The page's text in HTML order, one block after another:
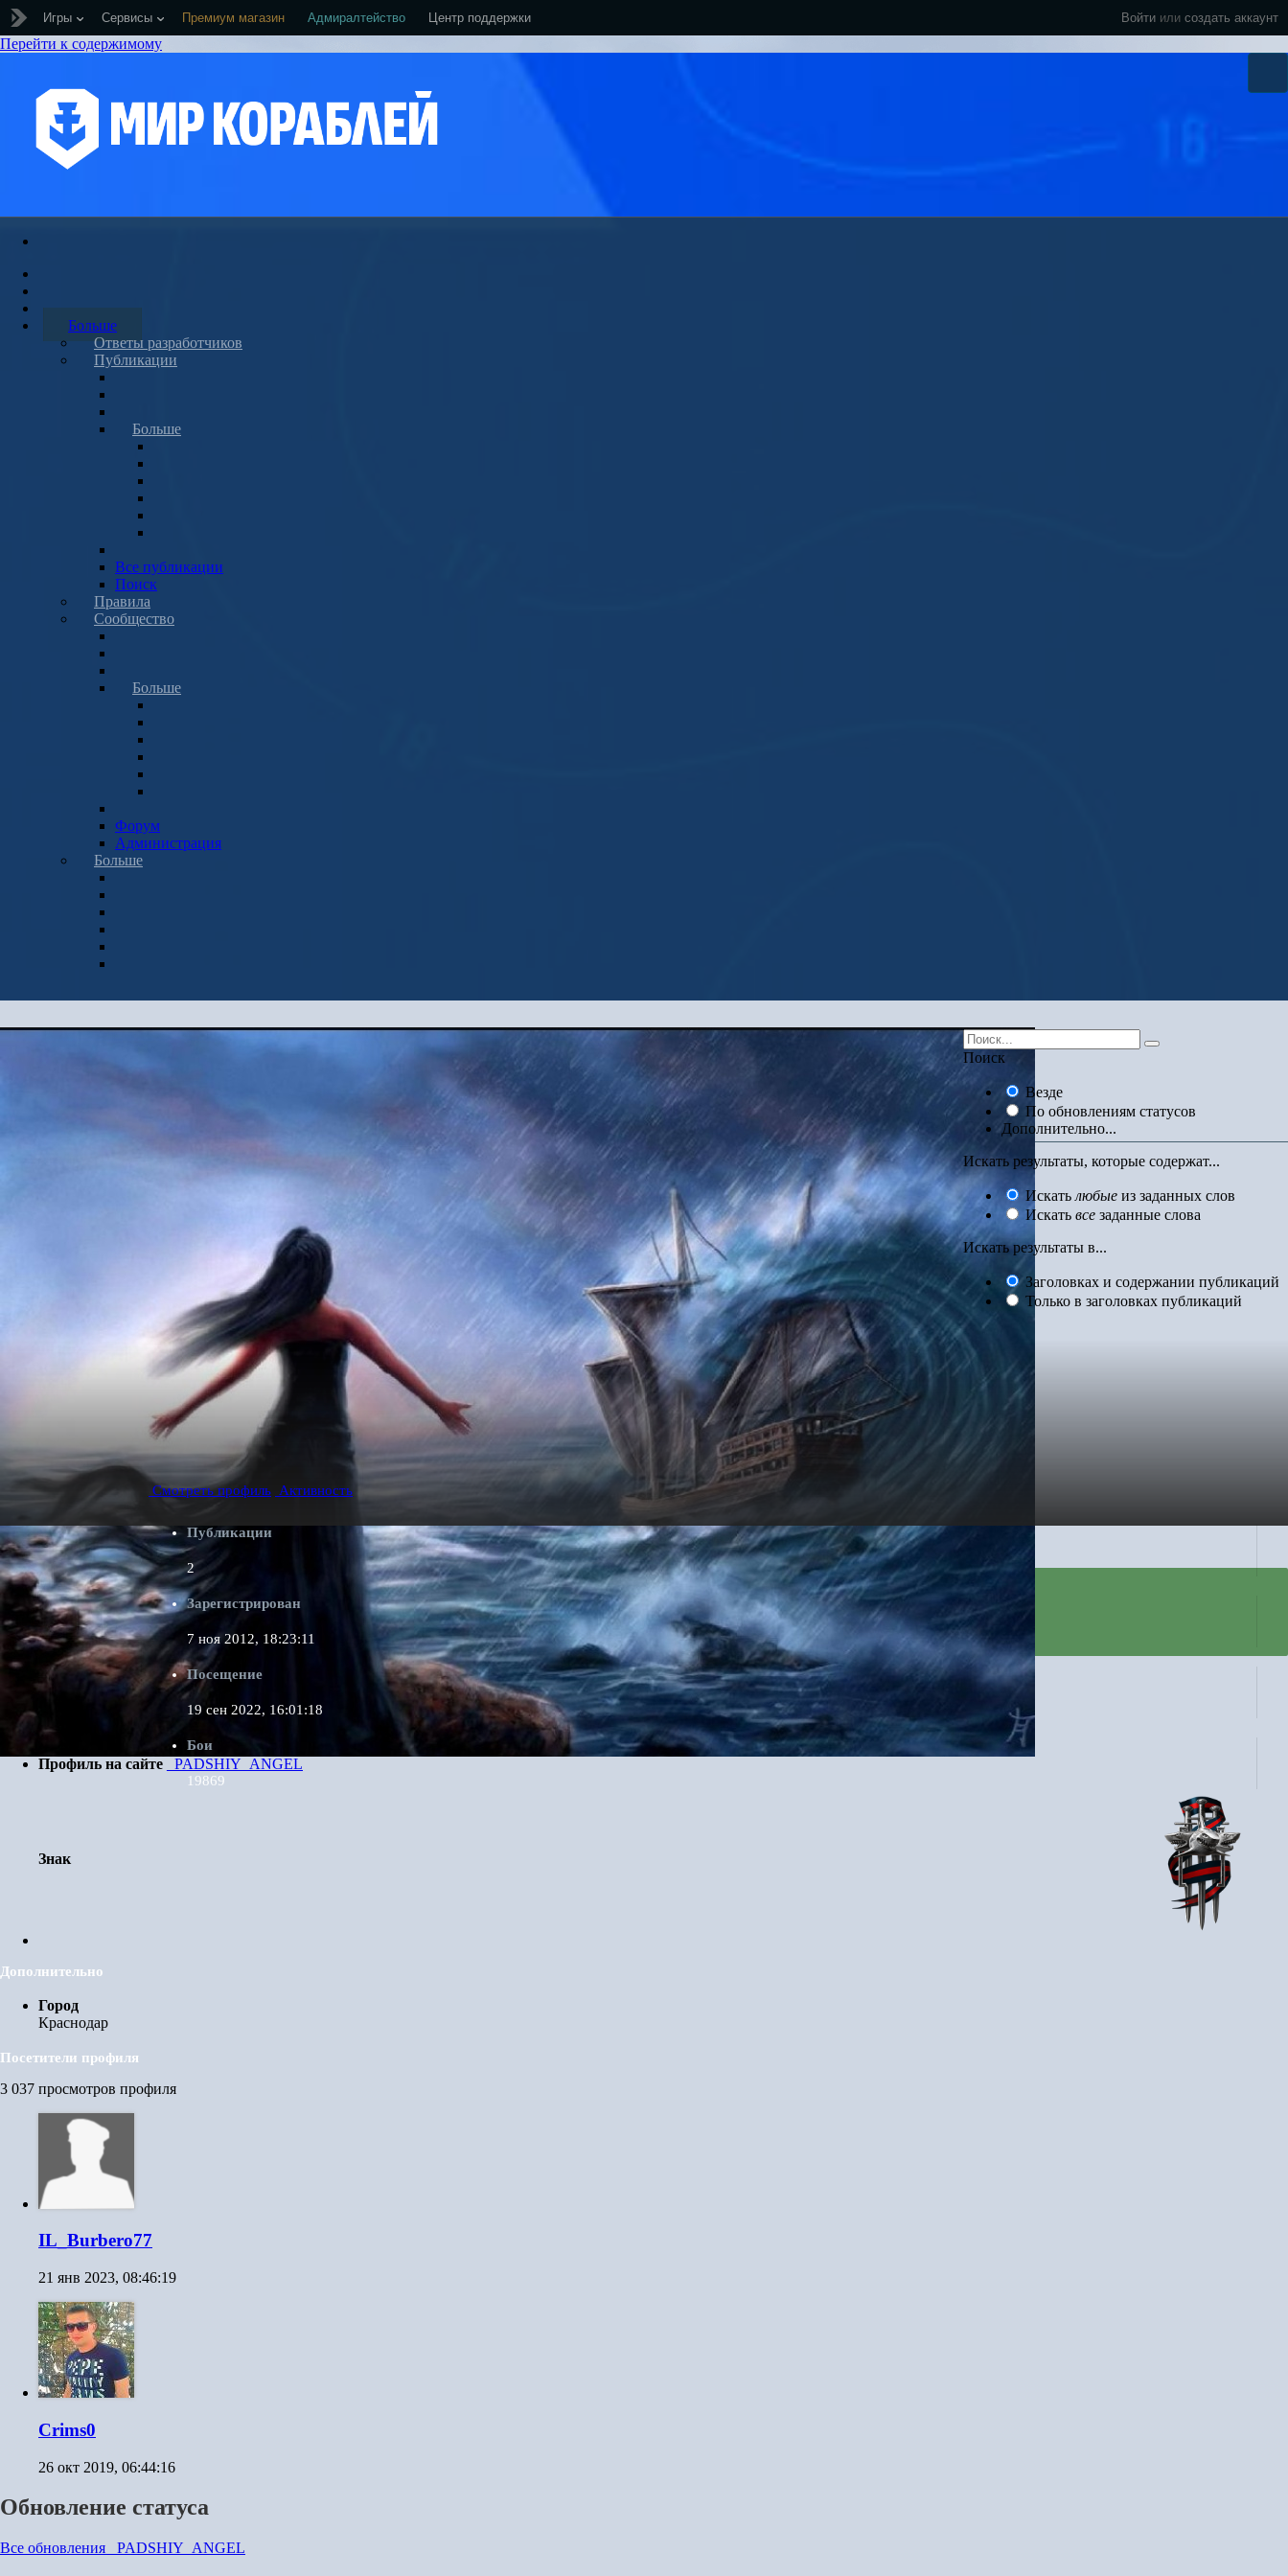
Войти или создать аккаунт
Игры Сервисы Премиум магазин Адмиралтейство Центр поддержки
Перейти к содержимому
Больше
Ответы разработчиков
Публикации
Больше
Все публикации
Поиск
Правила
Сообщество
Больше
Форум
Администрация
Больше
Поиск
Везде
По обновлениям статусов
Дополнительно...
Искать результаты, которые содержат...
Искать любые из заданных слов
Искать все заданные слова
Искать результаты в...
Заголовках и содержании публикаций
Только в заголовках публикаций
Все публикации
_PADSHIY_ANGEL
Смотреть профиль Активность
Публикации
2
Зарегистрирован
7 ноя 2012, 18:23:11
Посещение
19 сен 2022, 16:01:18
Бои
19869
Оценка
Нейтральная
О _PADSHIY_ANGEL
Юнга
07.11.1990
Профиль на сайте
_PADSHIY_ANGEL
Знак
Дополнительно
Город
Краснодар
Посетители профиля
3 037 просмотров профиля
IL_Burbero77
21 янв 2023, 08:46:19
Crims0
26 окт 2019, 06:44:16
Обновление статуса
Все обновления _PADSHIY_ANGEL